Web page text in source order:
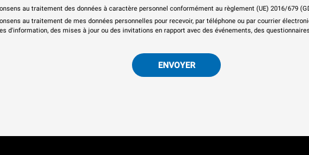
au traitement des données à caractère personnel conformément au règlement (UE) 2016/679
au traitement de mes données personnelles pour recevoir, par téléphone ou par courrier
d'information, des mises à jour ou des invitations en rapport avec des événements, des
ENVOYER